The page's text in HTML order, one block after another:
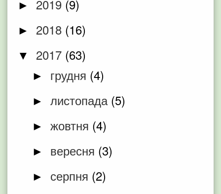
► 2019 (9)
► 2018 (16)
▼ 2017 (63)
► грудня (4)
► листопада (5)
► жовтня (4)
► вересня (3)
► серпня (2)